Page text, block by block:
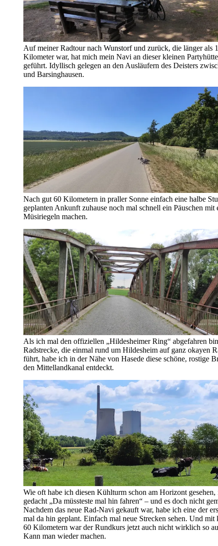
Auf meiner Radtour nach Wunstorf und zurück, die länger als
Kilometer war, hat mich mein Navi an dieser kleinen
geführt. Idyllisch gelegen an den Ausläufern des Deisters
und Barsinghausen.
Nach gut 60 Kilometern in praller Sonne einfach eine halbe
geplanten Ankunft zuhause noch mal schnell ein Päuschen mit
Müsiriegeln machen.
Als ich mal den offiziellen „Hildesheimer Ring“ abgefahren
Radstrecke, die einmal rund um Hildesheim auf ganz okayen
führt, habe ich in der Nähe von Hasede diese schöne, rostige
den Mittellandkanal entdeckt.
Wie oft habe ich diesen Kühlturm schon am Horizont gesehen,
gedacht „Da müssteste mal hin fahren“ – und es doch nicht
Nachdem das neue Rad-Navi gekauft war, habe ich eine der
mal da hin geplant. Einfach mal neue Strecken sehen. Und mit
60 Kilometern war der Rundkurs jetzt auch nicht wirklich so
Kann man wieder machen.